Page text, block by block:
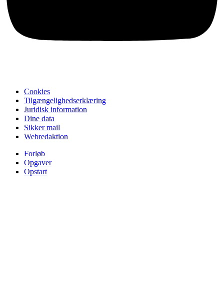
Cookies
Tilgængelighedserklæring
Juridisk information
Dine data
Sikker mail
Webredaktion
Forløb
Opgaver
Opstart